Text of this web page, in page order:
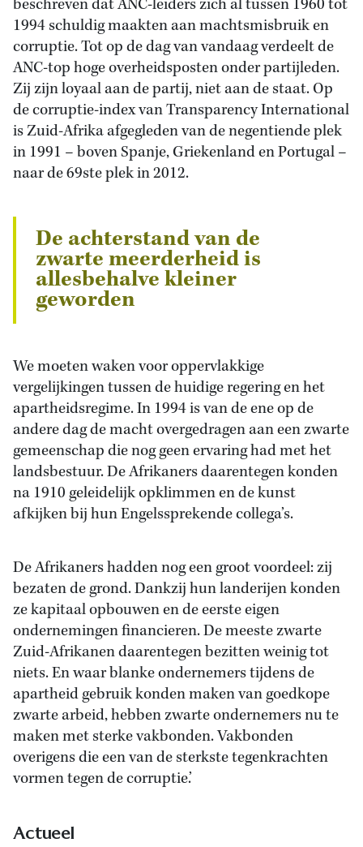
beschreven dat ANC-leiders zich al tussen 1960 tot
1994 schuldig maakten aan machtsmisbruik en
corruptie. Tot op de dag van vandaag verdeelt de
ANC-top hoge overheidsposten onder partijleden.
Zij zijn loyaal aan de partij, niet aan de staat. Op
de corruptie-index van Transparency International
is Zuid-Afrika afgegleden van de negentiende plek
in 1991 – boven Spanje, Griekenland en Portugal –
naar de 69ste plek in 2012.
De achterstand van de
zwarte meerderheid is
allesbehalve kleiner
geworden
We moeten waken voor oppervlakkige
vergelijkingen tussen de huidige regering en het
apartheidsregime. In 1994 is van de ene op de
andere dag de macht overgedragen aan een zwarte
gemeenschap die nog geen ervaring had met het
landsbestuur. De Afrikaners daarentegen konden
na 1910 geleidelijk opklimmen en de kunst
afkijken bij hun Engelssprekende collega’s.
De Afrikaners hadden nog een groot voordeel: zij
bezaten de grond. Dankzij hun landerijen konden
ze kapitaal opbouwen en de eerste eigen
ondernemingen financieren. De meeste zwarte
Zuid-Afrikanen daarentegen bezitten weinig tot
niets. En waar blanke ondernemers tijdens de
apartheid gebruik konden maken van goedkope
zwarte arbeid, hebben zwarte ondernemers nu te
maken met sterke vakbonden. Vakbonden
overigens die een van de sterkste tegenkrachten
vormen tegen de corruptie.’
Actueel